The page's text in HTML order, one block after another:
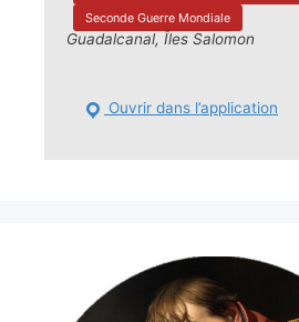
Seconde Guerre Mondiale
Guadalcanal, Îles Salomon
Ouvrir dans l’application